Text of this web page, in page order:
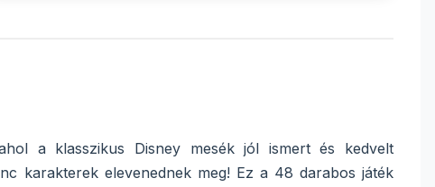
a klasszikus Disney mesék jól ismert és kedvelt
karakterek elevenednek meg! Ez a 48 darabos játék